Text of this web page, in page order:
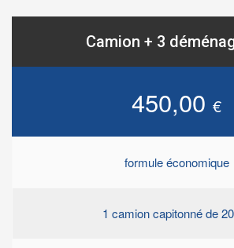
Camion + 3
450,00 €
formule économique
1 camion capitonné de